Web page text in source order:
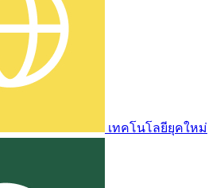
เทคโนโลยียุคใหม่